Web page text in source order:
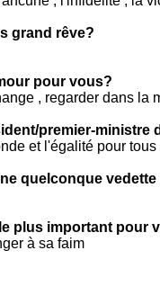
grand rêve?
pour vous?
, regarder dans la
premier-ministre
et l'égalité pour tous
quelconque
plus important pour
à sa faim